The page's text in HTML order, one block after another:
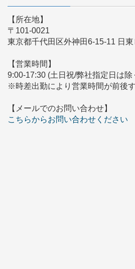
【所在地】
〒101-0021
東京都千代田区外神田6-15-11 日
【営業時間】
9:00-17:30 (土日祝/弊社指定日は除
※時差出勤により営業時間が前後
【メールでのお問い合わせ】
こちらからお問い合わせください